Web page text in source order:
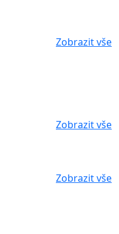
Zobrazit vše
Zobrazit vše
Zobrazit vše